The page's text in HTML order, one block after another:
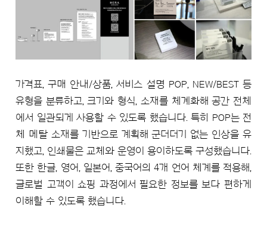
가격표, 구매 안내/상품, 서비스 설명 POP, NEW/BEST 등
유형을 분류하고, 크기와 형식, 소재를 체계화해 공간 전체
에서 일관되게 사용할 수 있도록 했습니다. 특히 POP는 전
체 메탈 소재를 기반으로 계획해 군더더기 없는 인상을 유
지했고, 인쇄물은 교체와 운영이 용이하도록 구성했습니다.
또한 한글, 영어, 일본어, 중국어의 4개 언어 체계를 적용해,
글로벌 고객이 쇼핑 과정에서 필요한 정보를 보다 편하게
이해할 수 있도록 했습니다.